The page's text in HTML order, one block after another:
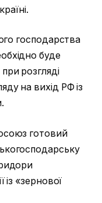
господарства
буде
розгляді
на вихід РФ із
готовий
із «зернової